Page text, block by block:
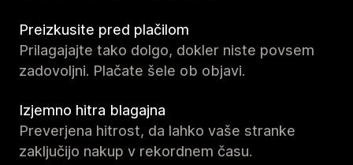
Preizkusite pred plačilom
Prilagajajte tako dolgo, dokler niste povsem
zadovoljni. Plačate šele ob objavi.
Izjemno hitra blagajna
Preverjena hitrost, da lahko vaše stranke
zaključijo nakup v rekordnem času.